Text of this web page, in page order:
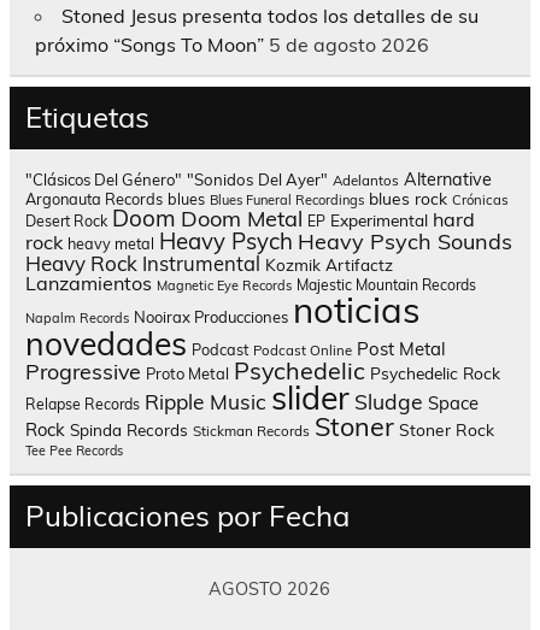
Stoned Jesus presenta todos los detalles de su
próximo “Songs To Moon” 5 de agosto 2026
Etiquetas
"Clásicos Del Género" "Sonidos Del Ayer" Adelantos Alternative
Argonauta Records blues Blues Funeral Recordings blues rock Crónicas
Desert Rock Doom Doom Metal EP Experimental hard
rock heavy metal Heavy Psych Heavy Psych Sounds
Heavy Rock Instrumental Kozmik Artifactz
Lanzamientos Magnetic Eye Records Majestic Mountain Records
Napalm Records Nooirax Producciones noticias
novedades Podcast Podcast Online Post Metal
Progressive Proto Metal Psychedelic Psychedelic Rock
Relapse Records Ripple Music slider Sludge Space
Rock Spinda Records Stickman Records Stoner Stoner Rock
Tee Pee Records
Publicaciones por Fecha
AGOSTO 2026